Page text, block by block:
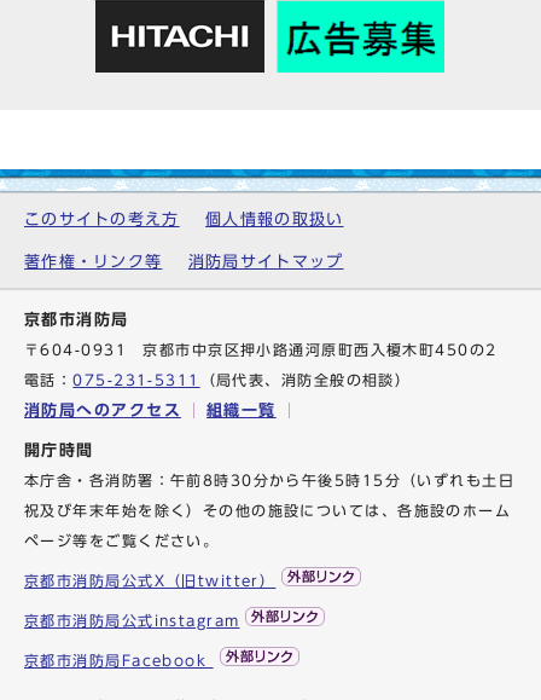
このサイトの考え方 個人情報の取扱い
著作権・リンク等 消防局サイトマップ
京都市消防局
〒604-0931 京都市中京区押小路通河原町西入榎木町450の2
電話：075-231-5311 （局代表、消防全般の相談）
消防局へのアクセス 組織一覧
開庁時間
本庁舎・各消防署：午前8時30分から午後5時15分（いずれも土日
祝及び年末年始を除く）その他の施設については、各施設のホーム
ページ等をご覧ください。
京都市消防局公式X（旧twitter）
京都市消防局公式instagram
京都市消防局Facebook